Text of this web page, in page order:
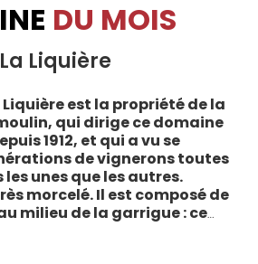
DU MOIS
Liquière
est la propriété de la
qui dirige ce domaine
1912, et qui a vu se
de vignerons toutes
unes que les autres.
morcelé. Il est composé de
milieu de la garrigue : ce
Caussiniojouls,